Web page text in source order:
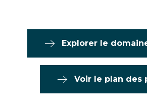
Explorer le
Voir le plan des